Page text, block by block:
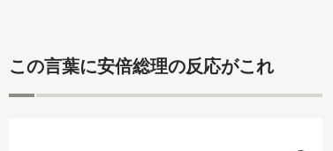
この言葉に安倍総理の反応がこれ